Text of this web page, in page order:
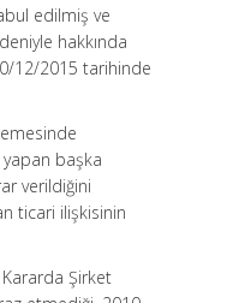
edilmiş ve
hakkında
12/2015 tarihinde
yapan başka
verildiğini
ticari ilişkisinin
Şirket